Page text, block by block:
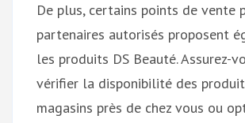
De plus, certains points de vente
partenaires autorisés proposent
les produits DS Beauté. Assurez-
vérifier la disponibilité des
magasins près de chez vous ou